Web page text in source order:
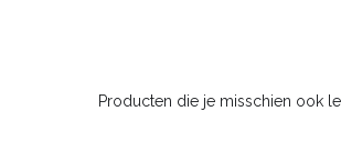
Producten die je misschien ook